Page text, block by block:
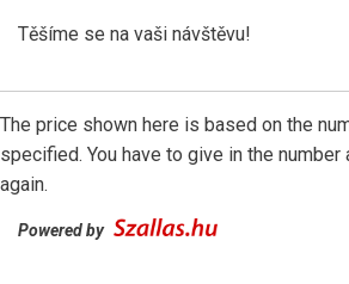
Těšíme se na vaši návštěvu!
The price shown here is based on the
specified. You have to give in the
again.
Powered by